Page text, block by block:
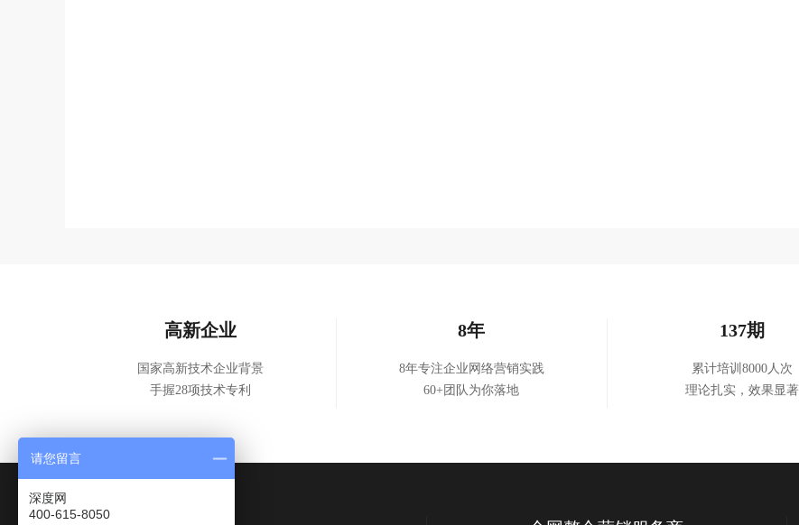
高新企业
国家高新技术企业背景
手握28项技术专利
8年
8年专注企业网络营销实践
60+团队为你落地
137期
累计培训8000人次
理论扎实，效果显著
请您留言
深度网
400-615-8050